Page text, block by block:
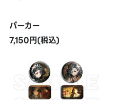
パーカー
7,150円(税込)